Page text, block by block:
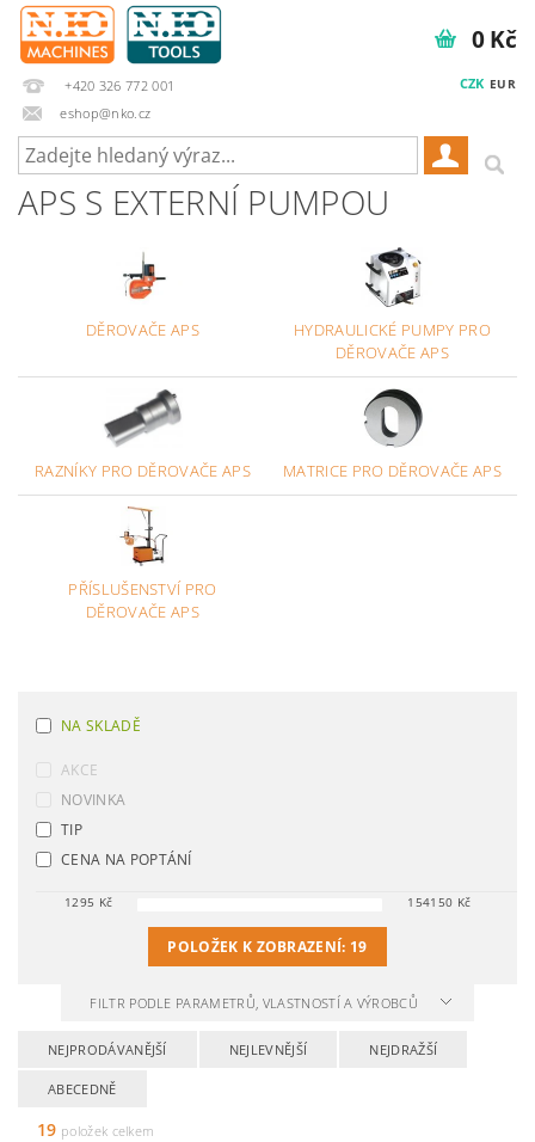
+420 326 772 001
eshop@nko.cz
CZK EUR
0 Kč
APS S EXTERNÍ PUMPOU
DĚROVAČE APS
HYDRAULICKÉ PUMPY PRO
DĚROVAČE APS
RAZNÍKY PRO DĚROVAČE APS MATRICE PRO DĚROVAČE APS
PŘÍSLUŠENSTVÍ PRO
DĚROVAČE APS
NA SKLADĚ
AKCE
NOVINKA
TIP
CENA NA POPTÁNÍ
1295 Kč 154150 Kč
POLOŽEK K ZOBRAZENÍ: 19
FILTR PODLE PARAMETRŮ, VLASTNOSTÍ A VÝROBCŮ
NEJPRODÁVANĚJŠÍ NEJLEVNĚJŠÍ NEJDRAŽŠÍ
ABECEDNĚ
19 položek celkem